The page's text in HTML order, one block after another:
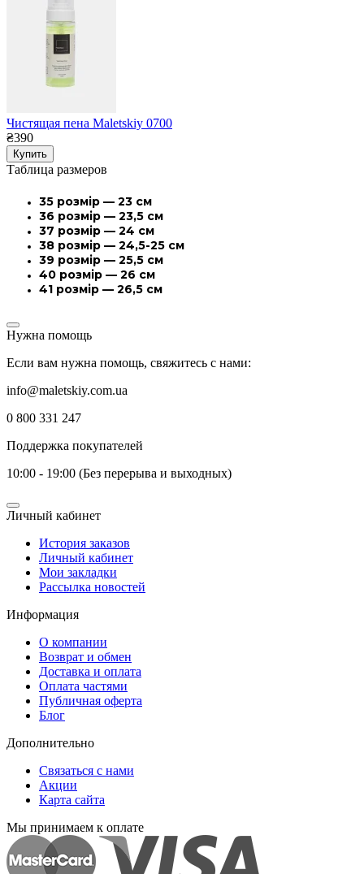
Чистящая пена Maletskiy 0700
₴390
Купить
Таблица размеров
35 розмір — 23 см
36 розмір — 23,5 см
37 розмір — 24 см
38 розмір — 24,5-25 см
39 розмір — 25,5 см
40 розмір — 26 см
41 розмір — 26,5 см
Нужна помощь
Если вам нужна помощь, свяжитесь с нами:
info@maletskiy.com.ua
0 800 331 247
Поддержка покупателей
10:00 - 19:00 (Без перерыва и выходных)
Личный кабинет
История заказов
Личный кабинет
Мои закладки
Рассылка новостей
Информация
О компании
Возврат и обмен
Доставка и оплата
Оплата частями
Публичная оферта
Блог
Дополнительно
Связаться с нами
Акции
Карта сайта
Мы принимаем к оплате